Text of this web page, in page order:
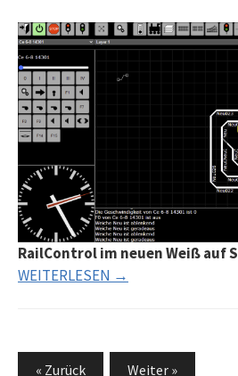
RailControl im neuen Weiß auf
WEITERLESEN →
Seitennummerierung
« Zurück Weiter »